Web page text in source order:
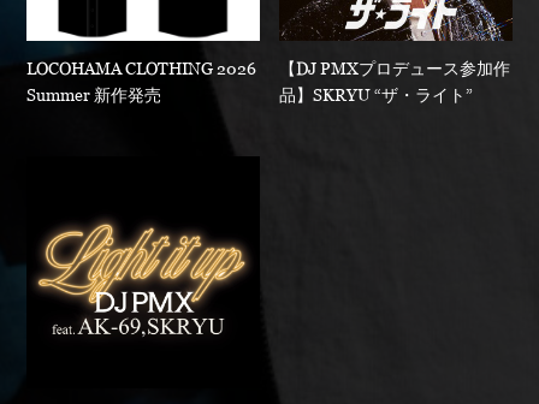
LOCOHAMA CLOTHING 2026
Summer 新作発売
【DJ PMXプロデュース参加作
品】SKRYU “ザ・ライト”